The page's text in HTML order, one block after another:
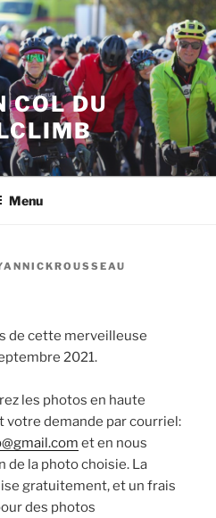
COL DU
Menu
de cette merveilleuse
2021.
les photos en haute
votre demande par courriel:
et en nous
de la photo choisie. La
gratuitement, et un frais
des photos